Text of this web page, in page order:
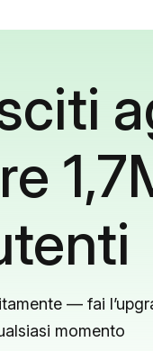
— fai
momento